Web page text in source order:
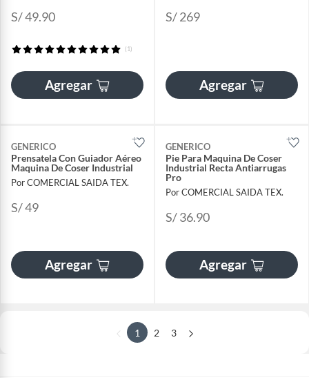
S/ 49.90
(1)
Agregar
S/ 269
Agregar
GENERICO
Prensatela Con Guiador Aéreo
Maquina De Coser Industrial
Por COMERCIAL SAIDA TEX.
S/ 49
Agregar
GENERICO
Pie Para Maquina De Coser
Industrial Recta Antiarrugas
Pro
Por COMERCIAL SAIDA TEX.
S/ 36.90
Agregar
1 2 3